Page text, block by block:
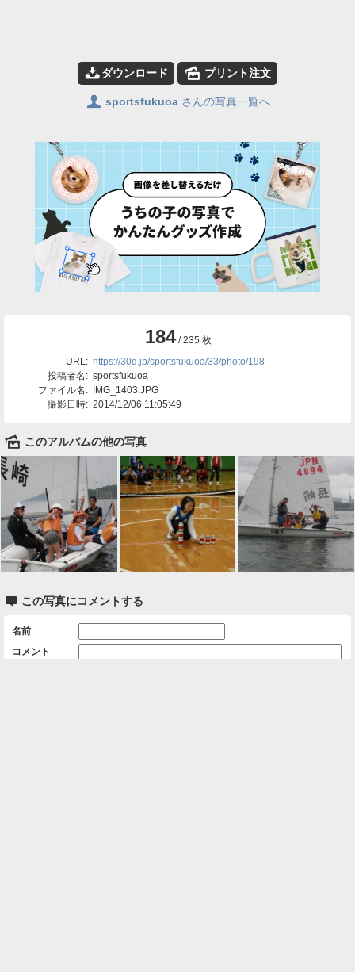
📥ダウンロード 🌄 プリント注文
👤 sportsfukuoaさんの写真一覧へ
184/ 235 枚
URL: https://30d.jp/sportsfukuoa/33/photo/198
投稿者名: sportsfukuoa
ファイル名: IMG_1403.JPG
撮影日時: 2014/12/06 11:05:49
🌄 このアルバムの他の写真
 この写真にコメントする
名前
コメント